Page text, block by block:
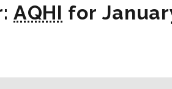
AQHI for